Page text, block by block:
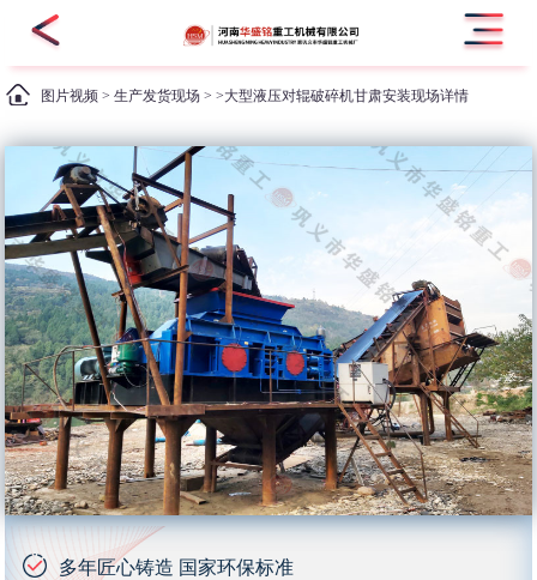
图片视频 >生产发货现场 > >大型液压对辊破碎机甘肃安装现场详情
多年匠心铸造 国家环保标准